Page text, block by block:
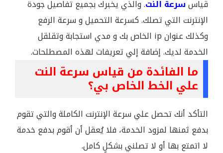
قياسسرعة النت. والذي يخبرك بجميع تفاصيل جودة
الإنترنت التي تصلك. كسرعة التحميل و سرعة الرفع
وكذلك عنوان ip الخاص بك و مدي استجابة وتقلقل
الخدمة لديك. إضافة إلي تعريفات لهذه المصطلحات.
ما الفائدة من قياس سرعة النت
علي الخط الخاص بي؟
التأكد أنك تحصل علي سرعة الإنترنت الكاملة والتي تقوم
بدفع ثمنها لمزود الخدمة، فلا يُعقل أن أقوم بدفع خدمة
لا اتمتع بها أو لا تصلني بشكلٍ كامل.